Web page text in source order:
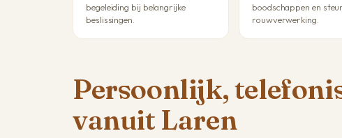
begeleiding bij belangrijke
beslissingen.
boodschappen en
rouwverwerking.
Persoonlijk,
vanuit Laren